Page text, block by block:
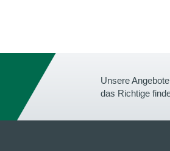
Unsere
das Richtige